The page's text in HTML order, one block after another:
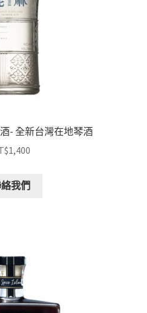
- 全新台灣在地琴酒
1,400
我們